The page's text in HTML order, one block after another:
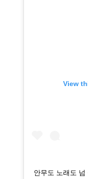
View
안무도 노래도 넘